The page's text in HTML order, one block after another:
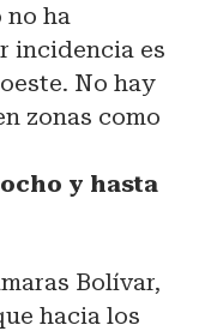
no ha
incidencia es
No hay
zonas como
y hasta
Bolívar,
hacia los